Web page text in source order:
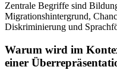
Zentrale Begriffe sind
Migrationshintergrund,
Diskriminierung und
Warum wird im
einer